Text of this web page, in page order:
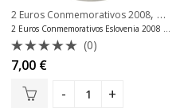
Conmemorativos Luxemburgo
2 Euros Conmemorativos 2008, 2
2 Euros Conmemorativos Eslovenia 2008 Moneda
Valorado
con
de
(0)
7,00 €